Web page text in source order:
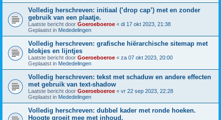
Volledig herschreven: initiaal (’drop cap’) met en zonder
gebruik van een plaatje.
Laatste bericht door Goeroeboeroe « di 17 okt 2023, 21:38
Geplaatst in Mededelingen
Volledig herschreven: grafische hiërarchische sitemap met
blokjes en lijntjes
Laatste bericht door Goeroeboeroe « za 07 okt 2023, 20:00
Geplaatst in Mededelingen
Volledig herschreven: tekst met schaduw en andere effecten
met gebruik van text-shadow
Laatste bericht door Goeroeboeroe « vr 22 sep 2023, 22:28
Geplaatst in Mededelingen
Volledig herschreven: dubbel kader met ronde hoeken.
Hoogte groeit mee met inhoud.